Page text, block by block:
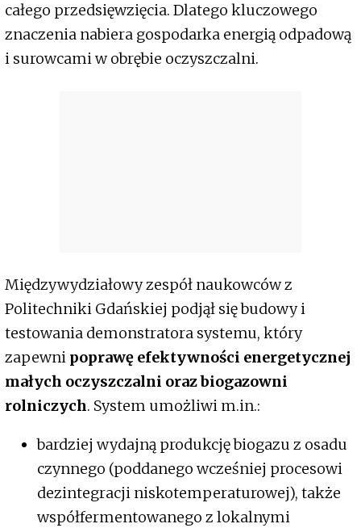
całego przedsięwzięcia. Dlatego kluczowego
znaczenia nabiera gospodarka energią odpadową
i surowcami w obrębie oczyszczalni.
Międzywydziałowy zespół naukowców z
Politechniki Gdańskiej podjął się budowy i
testowania demonstratora systemu, który
zapewni poprawę efektywności energetycznej
małych oczyszczalni oraz biogazowni
rolniczych. System umożliwi m.in.:
bardziej wydajną produkcję biogazu z osadu
czynnego (poddanego wcześniej procesowi
dezintegracji niskotemperaturowej), także
współfermentowanego z lokalnymi